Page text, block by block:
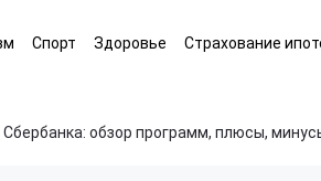
Спорт Здоровье Страхование
Сбербанка: обзор программ, плюсы,